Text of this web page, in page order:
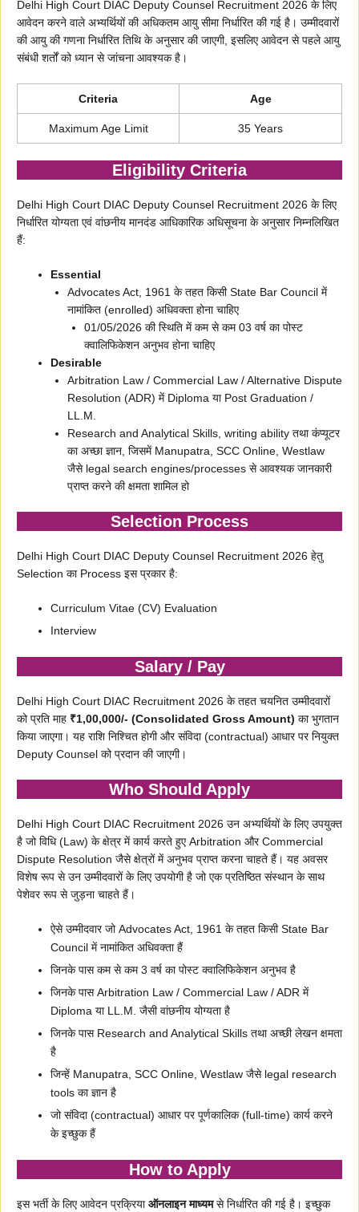
Delhi High Court DIAC Deputy Counsel Recruitment 2026 के लिए
आवेदन करने वाले अभ्यर्थियों की अधिकतम आयु सीमा निर्धारित की गई है। उम्मीदवारों
की आयु की गणना निर्धारित तिथि के अनुसार की जाएगी, इसलिए आवेदन से पहले आयु
संबंधी शर्तों को ध्यान से जांचना आवश्यक है।
Criteria Age
Maximum Age Limit 35 Years
Eligibility Criteria
Delhi High Court DIAC Deputy Counsel Recruitment 2026 के लिए
निर्धारित योग्यता एवं वांछनीय मानदंड आधिकारिक अधिसूचना के अनुसार निम्नलिखित
हैं:
Essential
Advocates Act, 1961 के तहत किसी State Bar Council में
नामांकित (enrolled) अधिवक्ता होना चाहिए
01/05/2026 की स्थिति में कम से कम 03 वर्ष का पोस्ट
क्वालिफिकेशन अनुभव होना चाहिए
Desirable
Arbitration Law / Commercial Law / Alternative Dispute
Resolution (ADR) में Diploma या Post Graduation /
LL.M.
Research and Analytical Skills, writing ability तथा कंप्यूटर
का अच्छा ज्ञान, जिसमें Manupatra, SCC Online, Westlaw
जैसे legal search engines/processes से आवश्यक जानकारी
प्राप्त करने की क्षमता शामिल हो
Selection Process
Delhi High Court DIAC Deputy Counsel Recruitment 2026 हेतु
Selection का Process इस प्रकार है:
Curriculum Vitae (CV) Evaluation
Interview
Salary / Pay
Delhi High Court DIAC Recruitment 2026 के तहत चयनित उम्मीदवारों
को प्रति माह ₹1,00,000/- (Consolidated Gross Amount) का भुगतान
किया जाएगा। यह राशि निश्चित होगी और संविदा (contractual) आधार पर नियुक्त
Deputy Counsel को प्रदान की जाएगी।
Who Should Apply
Delhi High Court DIAC Recruitment 2026 उन अभ्यर्थियों के लिए उपयुक्त
है जो विधि (Law) के क्षेत्र में कार्य करते हुए Arbitration और Commercial
Dispute Resolution जैसे क्षेत्रों में अनुभव प्राप्त करना चाहते हैं। यह अवसर
विशेष रूप से उन उम्मीदवारों के लिए उपयोगी है जो एक प्रतिष्ठित संस्थान के साथ
पेशेवर रूप से जुड़ना चाहते हैं।
ऐसे उम्मीदवार जो Advocates Act, 1961 के तहत किसी State Bar
Council में नामांकित अधिवक्ता हैं
जिनके पास कम से कम 3 वर्ष का पोस्ट क्वालिफिकेशन अनुभव है
जिनके पास Arbitration Law / Commercial Law / ADR में
Diploma या LL.M. जैसी वांछनीय योग्यता है
जिनके पास Research and Analytical Skills तथा अच्छी लेखन क्षमता
है
जिन्हें Manupatra, SCC Online, Westlaw जैसे legal research
tools का ज्ञान है
जो संविदा (contractual) आधार पर पूर्णकालिक (full-time) कार्य करने
के इच्छुक हैं
How to Apply
इस भर्ती के लिए आवेदन प्रक्रियाऑनलाइन माध्यमसे निर्धारित की गई है। इच्छुक